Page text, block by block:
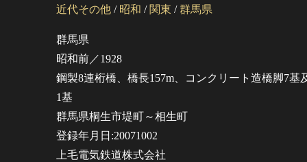
近代その他 / 昭和 / 関東 /群馬県
群馬県
昭和前／1928
鋼製8連桁橋、橋長157m、コンクリート造橋脚7基
1基
群馬県桐生市堤町～相生町
登録年月日:20071002
上毛電気鉄道株式会社